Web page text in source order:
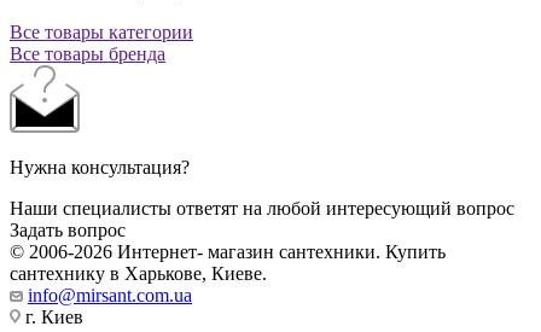
Все товары категории
Все товары бренда
Нужна консультация?
Наши специалисты ответят на любой интересующий вопрос
Задать вопрос
© 2006-2026 Интернет- магазин сантехники. Купить
сантехнику в Харькове, Киеве.
info@mirsant.com.ua
г. Киев